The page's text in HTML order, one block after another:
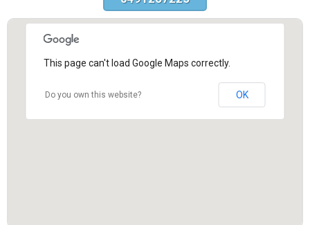
This page can't load Google Maps correctly.
Do you own this website? OK